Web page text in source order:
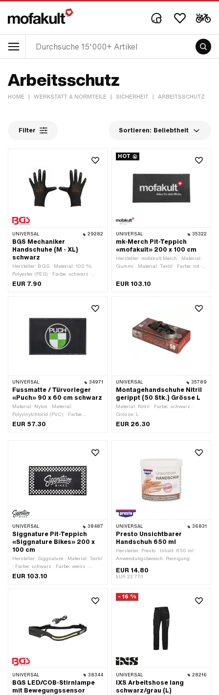
Arbeitsschutz
HOME | WERKSTATT & NORMTEILE | SICHERHEIT | ARBEITSSCHUTZ
Filter Sortieren: Beliebtheit
UNIVERSAL 29282
BGS Mechaniker
Handschuhe (M - XL)
schwarz
Hersteller: BGS · Material: 100 %
Polyester (PES) · Farbe: schwarz ·
Grösse: L · Grösse: M · Grösse: XL ·
EUR 7.90
HOT
UNIVERSAL 35322
mk-Merch Pit-Teppich
«mofakult» 200 x 100 cm
Hersteller: mofakult Merch · Material:
Gummi · Material: Textil · Farbe: rot ·
1000 mm · Gesamtlänge: 2000 mm
EUR 103.10
UNIVERSAL 34971
Fussmatte / Türvorleger
«Puch» 90 x 60 cm schwarz
Material: Nylon · Material:
Polyvinylchlorid (PVC) · Farbe:
schwarz · Breite: 900 mm ·
EUR 57.30
UNIVERSAL 35789
Montagehandschuhe Nitril
gerippt (50 Stk.) Grösse L
Material: Nitril · Farbe: schwarz ·
Grösse: L
EUR 26.30
UNIVERSAL 38487
Siggnature Pit-Teppich
«Siggnature Bikes» 200 x
100 cm
Hersteller: Siggnature · Material: Textil
· Farbe: schwarz · Farbe: weiss ·
Breite: 1000 mm · Gesamtlänge:
EUR 103.10
UNIVERSAL 36831
Presto Unsichtbarer
Handschuh 650 ml
Hersteller: Presto · Inhalt: 650 ml ·
Anwendungsbereich: Reinigung
EUR 14.80
EUR 22.77/l
UNIVERSAL 38344
BGS LED/COB-Stirnlampe
mit Bewegungssensor
- 16 %
UNIVERSAL 28216
IXS Arbeitshose lang
schwarz/grau (L)